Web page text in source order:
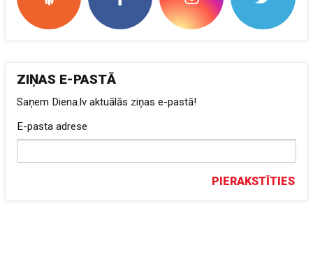
ZIŅAS E-PASTĀ
Saņem Diena.lv aktuālās ziņas e-pastā!
E-pasta adrese
PIERAKSTĪTIES